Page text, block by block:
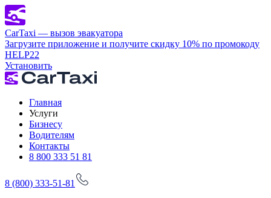
CarTaxi — вызов эвакуатора
Загрузите приложение и получите скидку 10% по промокоду
HELP22
Установить
Главная
Услуги
Бизнесу
Водителям
Контакты
8 800 333 51 81
8 (800) 333-51-81